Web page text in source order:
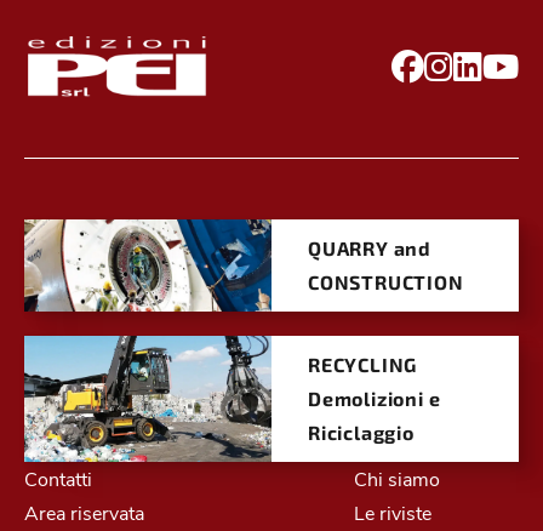
QUARRY and
CONSTRUCTION
RECYCLING
Demolizioni e
Riciclaggio
Contatti
Area riservata
Chi siamo
Le riviste